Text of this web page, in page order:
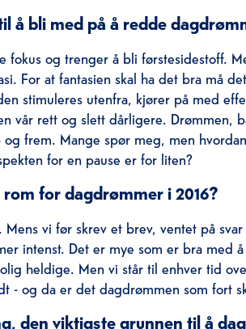
å bli med på å redde
fokus og trenger å bli førstesidestoff.
For at fantasien skal ha det bra må
stimuleres utenfra, kjører på med
vår rett og slett dårligere. Drømmen,
frem. Mange spør meg, men
for en pause er for liten?
for dagdrømmer i 2016?
vi før skrev et brev, ventet på
intenst. Det er mye som er bra med
heldige. Men vi står til enhver tid
- og da er det dagdrømmen som fort
den viktigste grunnen til å